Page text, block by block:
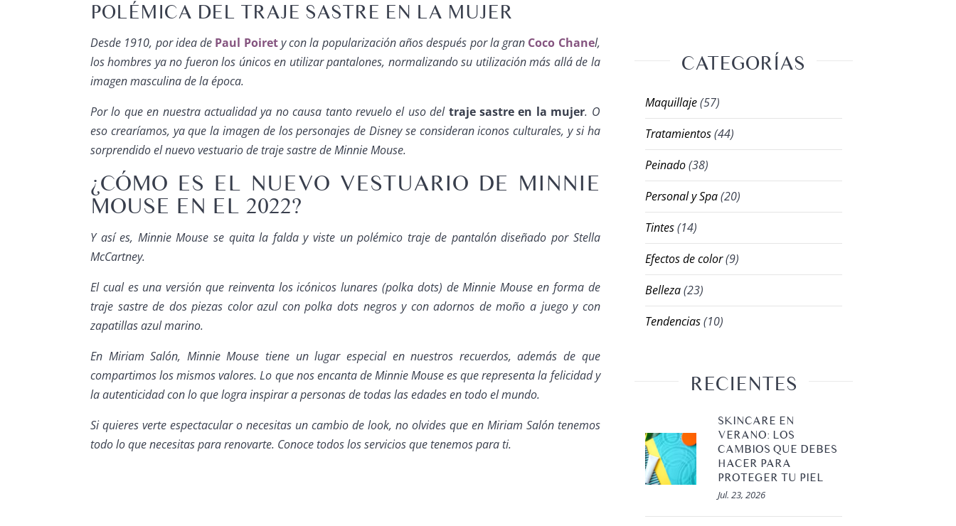
POLÉMICA DEL TRAJE SASTRE EN LA MUJER
Desde 1910, por idea de Paul Poirety con la popularización años después por la gran Coco Chanel,
los hombres ya no fueron los únicos en utilizar pantalones, normalizando su utilización más allá de la
imagen masculina de la época.
Por lo que en nuestra actualidad ya no causa tanto revuelo el uso del traje sastre en la mujer. O
eso crearíamos, ya que la imagen de los personajes de Disney se consideran iconos culturales, y si ha
sorprendido el nuevo vestuario de traje sastre de Minnie Mouse.
¿CÓMO ES EL NUEVO VESTUARIO DE MINNIE
MOUSE EN EL 2022?
Y así es, Minnie Mouse se quita la falda y viste un polémico traje de pantalón diseñado por Stella
McCartney.
El cual es una versión que reinventa los icónicos lunares (polka dots) de Minnie Mouse en forma de
traje sastre de dos piezas color azul con polka dots negros y con adornos de moño a juego y con
zapatillas azul marino.
En Miriam Salón, Minnie Mouse tiene un lugar especial en nuestros recuerdos, además de que
compartimos los mismos valores. Lo que nos encanta de Minnie Mouse es que representa la felicidad y
la autenticidad con lo que logra inspirar a personas de todas las edades en todo el mundo.
Si quieres verte espectacular o necesitas un cambio de look, no olvides que en Miriam Salón tenemos
todo lo que necesitas para renovarte. Conoce todos los servicios que tenemos para ti.
CATEGORÍAS
Maquillaje(57)
Tratamientos(44)
Peinado(38)
Personal y Spa(20)
Tintes(14)
Efectos de color(9)
Belleza(23)
Tendencias(10)
RECIENTES
SKINCARE EN
VERANO: LOS
CAMBIOS QUE DEBES
HACER PARA
PROTEGER TU PIEL
Jul. 23, 2026